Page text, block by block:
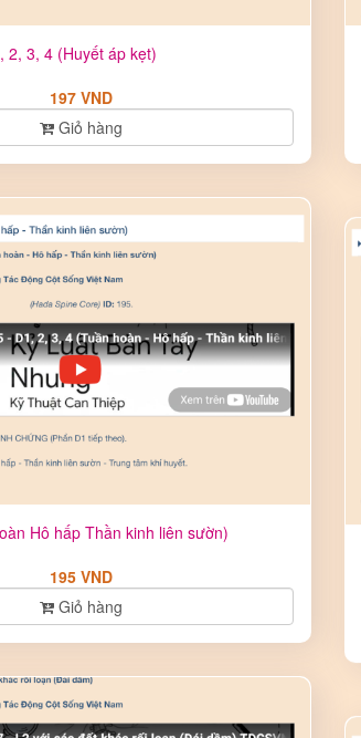
2, 3, 4 (Huyết áp kẹt)
197 VND
Giỏ hàng
Hô hấp Thần kinh liên sườn)
195 VND
Giỏ hàng